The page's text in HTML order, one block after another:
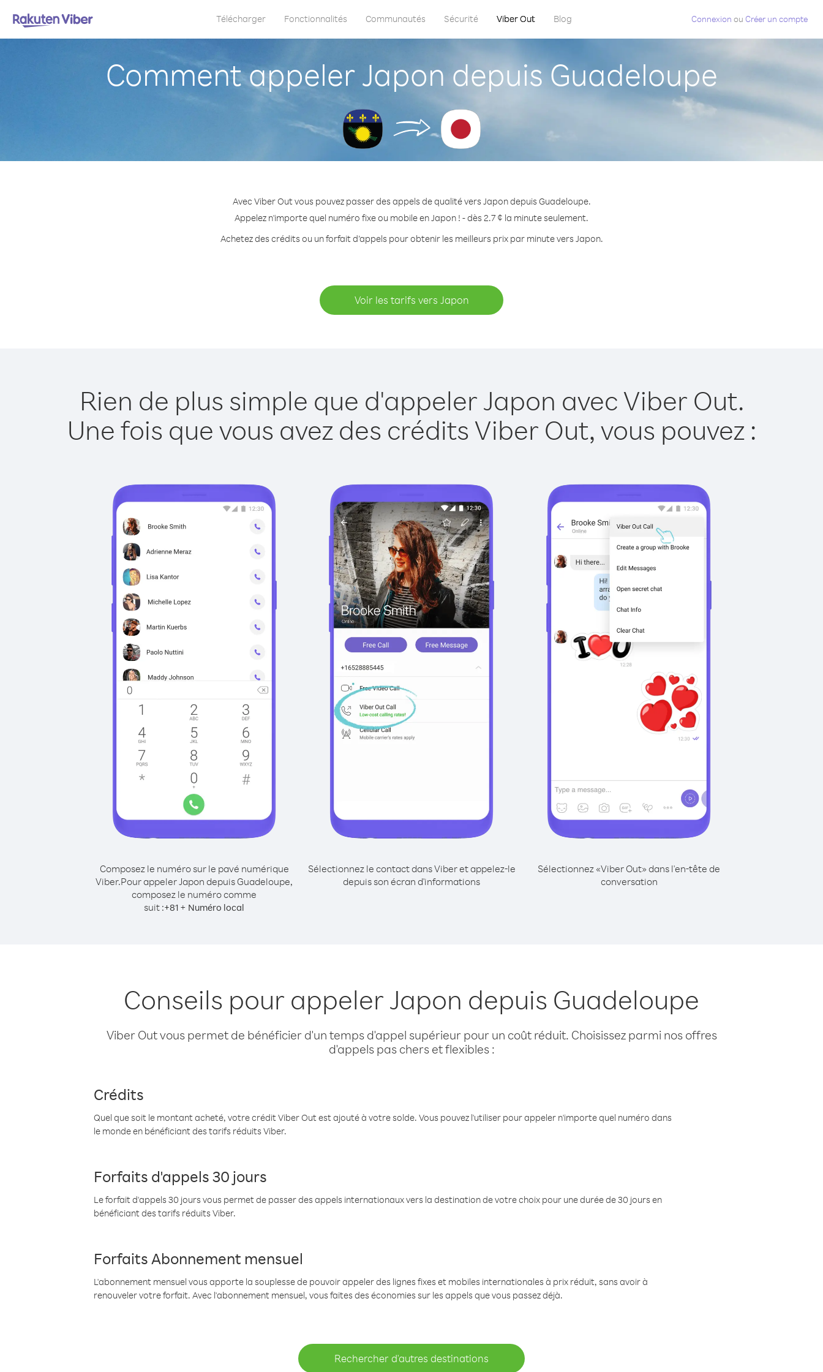
Télécharger Fonctionnalités Communautés Sécurité Viber Out Blog Connexion ou Créer un compte
Comment appeler Japon depuis Guadeloupe
Avec Viber Out vous pouvez passer des appels de qualité vers Japon depuis Guadeloupe.
Appelez n'importe quel numéro fixe ou mobile en Japon ! - dès 2.7 ¢ la minute seulement.
Achetez des crédits ou un forfait d’appels pour obtenir les meilleurs prix par minute vers Japon.
Voir les tarifs vers Japon
Rien de plus simple que d'appeler Japon avec Viber Out.
Une fois que vous avez des crédits Viber Out, vous pouvez :
Composez le numéro sur le pavé numérique
Viber.Pour appeler Japon depuis Guadeloupe,
composez le numéro comme
suit :+81 + Numéro local
Sélectionnez le contact dans Viber et appelez-le
depuis son écran d'informations
Sélectionnez «Viber Out» dans l'en-tête de
conversation
Conseils pour appeler Japon depuis Guadeloupe
Viber Out vous permet de bénéficier d'un temps d'appel supérieur pour un coût réduit. Choisissez parmi nos offres
d'appels pas chers et flexibles :
Crédits
Quel que soit le montant acheté, votre crédit Viber Out est ajouté à votre solde. Vous pouvez l'utiliser pour appeler n'importe quel numéro dans
le monde en bénéficiant des tarifs réduits Viber.
Forfaits d'appels 30 jours
Le forfait d'appels 30 jours vous permet de passer des appels internationaux vers la destination de votre choix pour une durée de 30 jours en
bénéficiant des tarifs réduits Viber.
Forfaits Abonnement mensuel
L'abonnement mensuel vous apporte la souplesse de pouvoir appeler des lignes fixes et mobiles internationales à prix réduit, sans avoir à
renouveler votre forfait. Avec l'abonnement mensuel, vous faites des économies sur les appels que vous passez déjà.
Rechercher d'autres destinations